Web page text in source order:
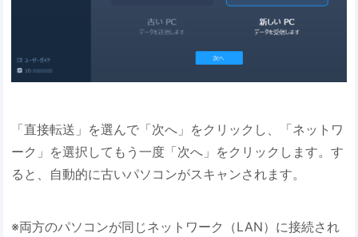
「直接転送」を選んで「次へ」をクリックし、「ネットワ
ーク」を選択してもう一度「次へ」をクリックします。す
ると、自動的に古いパソコンがスキャンされます。
※両方のパソコンが同じネットワーク（LAN）に接続され